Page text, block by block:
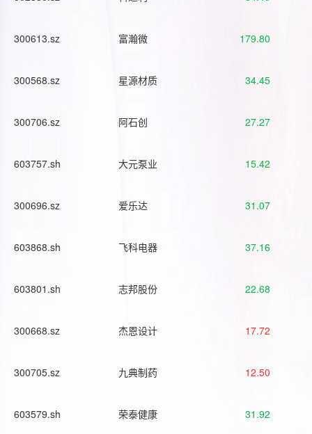
300613.sz 富瀚微 179.80
300568.sz 星源材质 34.45
300706.sz 阿石创 27.27
603757.sh 大元泵业 15.42
300696.sz 爱乐达 31.07
603868.sh 飞科电器 37.16
603801.sh 志邦股份 22.68
300668.sz 杰恩设计 17.72
300705.sz 九典制药 12.50
603579.sh 荣泰健康 31.92